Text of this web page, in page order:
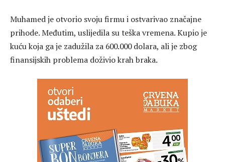
Muhamed je otvorio svoju firmu i ostvarivao značajne
prihode. Međutim, uslijedila su teška vremena. Kupio je
kuću koja ga je zadužila za 600.000 dolara, ali je zbog
finansijskih problema doživio krah braka.